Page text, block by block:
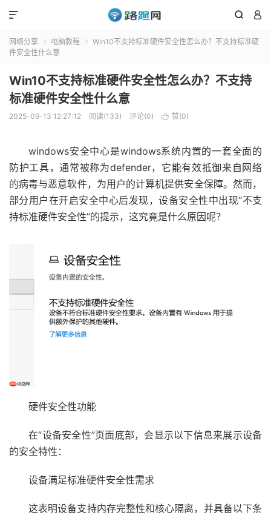
 

网络分享  电脑教程 
Win10不支持标准硬件安全性怎么办？不支持标准硬
件安全性什么意
Win10不支持标准硬件安全性怎么办？不支持
标准硬件安全性什么意
2025-09-13 12:27:12 阅读(133) 评论(0)  赞(0)
windows安全中心是windows系统内置的一套全面的
防护工具，通常被称为defender，它能有效抵御来自网络
的病毒与恶意软件，为用户的计算机提供安全保障。然而，
部分用户在开启安全中心后发现，设备安全性中出现“不支
持标准硬件安全性”的提示，这究竟是什么原因呢？
硬件安全性功能
在“设备安全性”页面底部，会显示以下信息来展示设备
的安全特性：
设备满足标准硬件安全性需求
这表明设备支持内存完整性和核心隔离，并具备以下条